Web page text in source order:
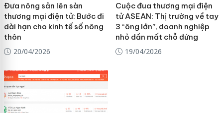
Đưa nông sản lên sàn
thương mại điện tử: Bước đi
dài hạn cho kinh tế số nông
thôn
20/04/2026
Cuộc đua thương mại điện
tử ASEAN: Thị trường về tay
3 “ông lớn”, doanh nghiệp
nhỏ dần mất chỗ đứng
19/04/2026